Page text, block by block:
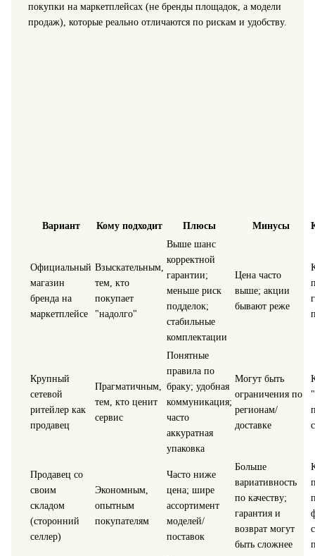
покупки на маркетплейсах (не бренды площадок, а модели
продаж), которые реально отличаются по рискам и удобству.
Вариант Кому подходит Плюсы Минусы
Официальный
магазин
бренда на
маркетплейсе
Взыскательным,
тем, кто
покупает
"надолго"
Выше шанс
корректной
гарантии;
меньше риск
подделок;
стабильные
комплектации
Цена часто
выше; акции
бывают реже
Крупный
сетевой
ритейлер как
продавец
Прагматичным,
тем, кто ценит
сервис
Понятные
правила по
браку; удобная
коммуникация;
часто
аккуратная
упаковка
Могут быть
ограничения по
регионам/
доставке
Продавец со
своим
складом
(сторонний
селлер)
Экономным,
опытным
покупателям
Часто ниже
цена; шире
ассортимент
моделей/
поставок
Больше
вариативность
по качеству;
гарантия и
возврат могут
быть сложнее